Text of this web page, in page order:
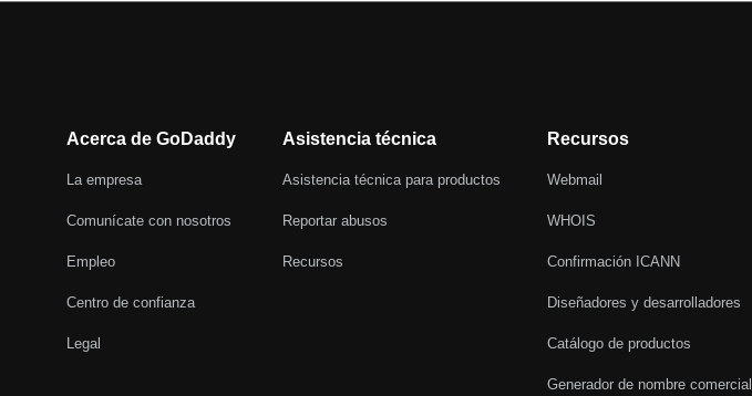
Acerca de GoDaddy
La empresa
Comunícate con nosotros
Empleo
Centro de confianza
Legal
Asistencia técnica
Asistencia técnica para productos
Reportar abusos
Recursos
Recursos
Webmail
WHOIS
Confirmación ICANN
Diseñadores y desarrolladores
Catálogo de productos
Generador de nombre comercial